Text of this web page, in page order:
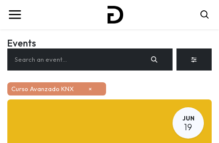
Events
Curso Avanzado KNX ×
JUN
19